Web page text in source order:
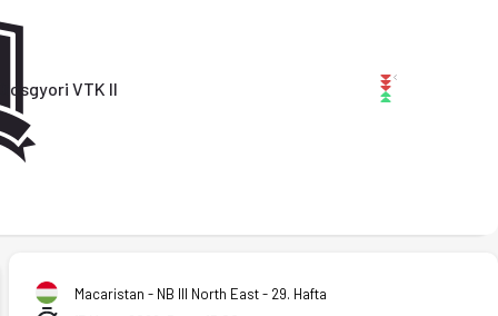
Diosgyori VTK II
Macaristan - NB III North East - 29. Hafta